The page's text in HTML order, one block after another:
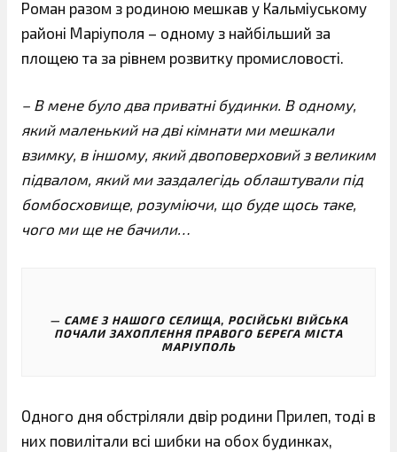
Роман разом з родиною мешкав у Кальміуському
районі Маріуполя – одному з найбільший за
площею та за рівнем розвитку промисловості.
– В мене було два приватні будинки. В одному,
який маленький на дві кімнати ми мешкали
взимку, в іншому, який двоповерховий з великим
підвалом, який ми заздалегідь облаштували під
бомбосховище, розуміючи, що буде щось таке,
чого ми ще не бачили…
САМЕ З НАШОГО СЕЛИЩА, РОСІЙСЬКІ ВІЙСЬКА
ПОЧАЛИ ЗАХОПЛЕННЯ ПРАВОГО БЕРЕГА МІСТА
МАРІУПОЛЬ
Одного дня обстріляли двір родини Прилеп, тоді в
них повилітали всі шибки на обох будинках,